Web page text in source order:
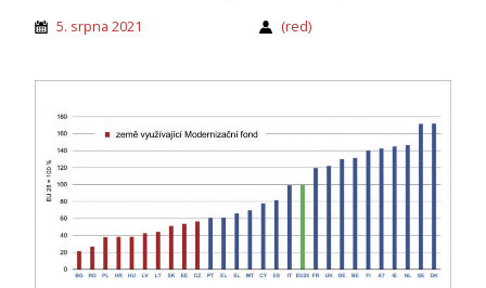
5. srpna 2021 (red)